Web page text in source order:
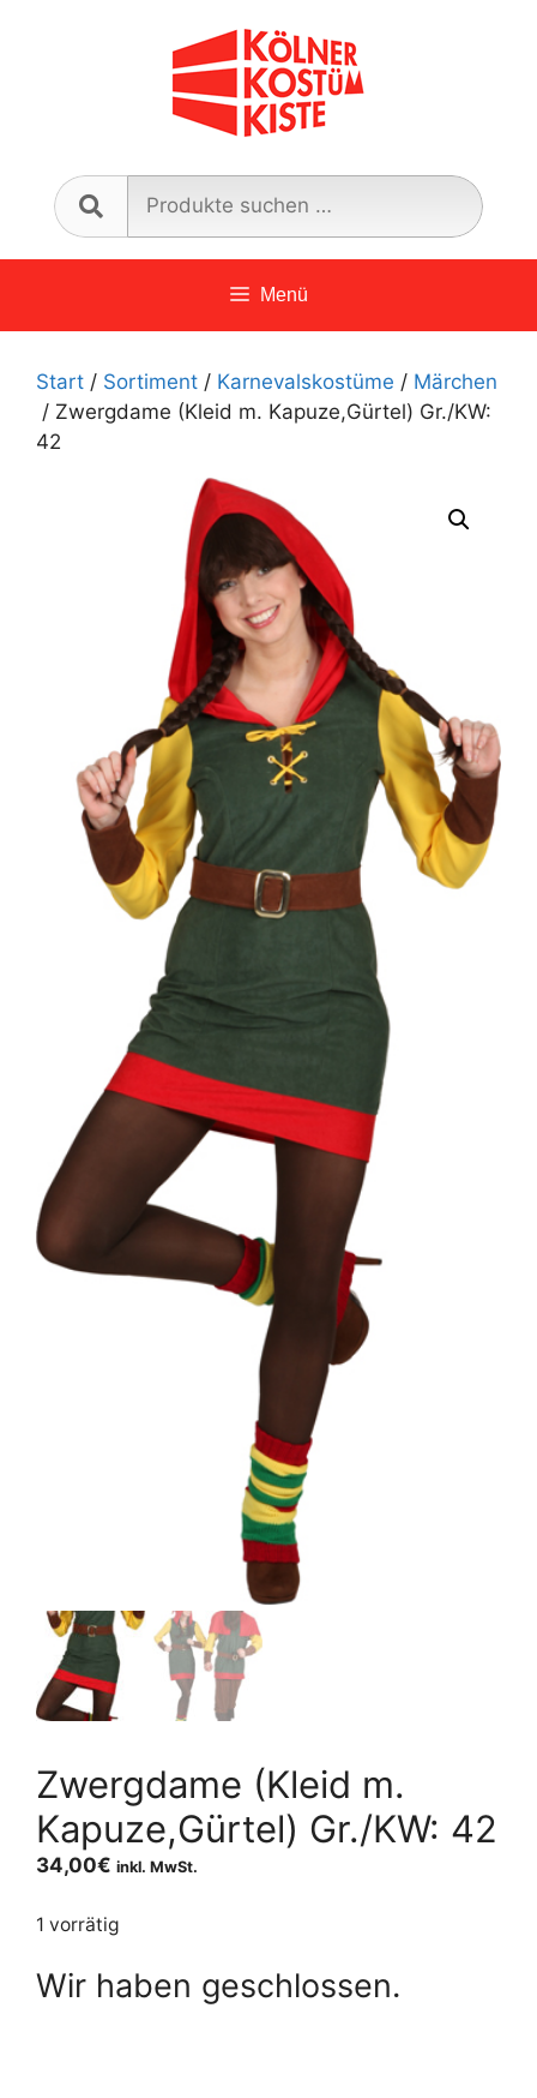
nach:
Menü
Start / Sortiment / Karnevalskostüme / Märchen
/ Zwergdame (Kleid m. Kapuze,Gürtel) Gr./KW:
42
Zwergdame (Kleid m.
Kapuze,Gürtel) Gr./KW: 42
34,00€ inkl. MwSt.
1 vorrätig
Wir haben geschlossen.